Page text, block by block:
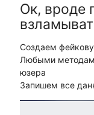
Ок, вроде
Создаем
Любыми
юзера
Запишем все